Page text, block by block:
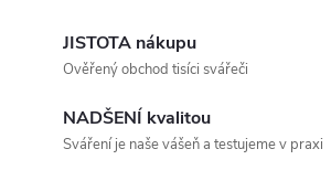
JISTOTA nákupu
Ověřený obchod tisíci svářeči
NADŠENÍ kvalitou
Sváření je naše vášeň a testujeme v praxi